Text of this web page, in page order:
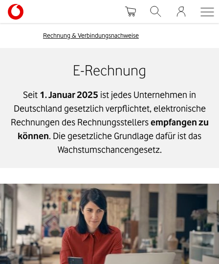
Rechnung & Verbindungsnachweise
E-Rechnung
Seit 1. Januar 2025 ist jedes Unternehmen in
Deutschland gesetzlich verpflichtet, elektronische
Rechnungen des Rechnungsstellersempfangen zu
können. Die gesetzliche Grundlage dafür ist das
Wachstumschancengesetz.